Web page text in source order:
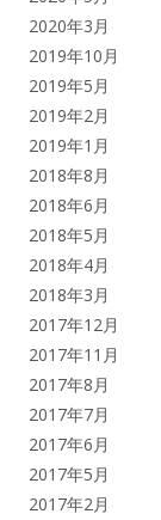
2020年3月
2019年10月
2019年5月
2019年2月
2019年1月
2018年8月
2018年6月
2018年5月
2018年4月
2018年3月
2017年12月
2017年11月
2017年8月
2017年7月
2017年6月
2017年5月
2017年2月